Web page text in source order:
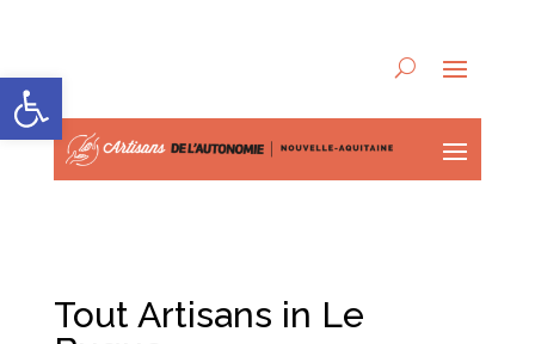
Tout Artisans in Le
Ouvrir la barre d’outils